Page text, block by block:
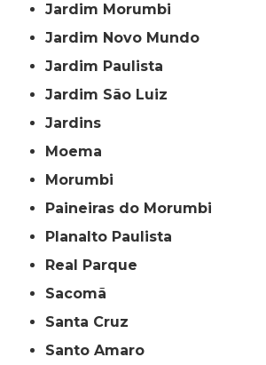
Jardim Morumbi
Jardim Novo Mundo
Jardim Paulista
Jardim São Luiz
Jardins
Moema
Morumbi
Paineiras do Morumbi
Planalto Paulista
Real Parque
Sacomã
Santa Cruz
Santo Amaro